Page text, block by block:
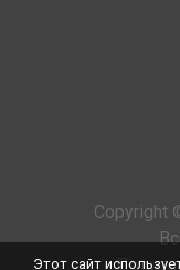
Copyright
Этот сайт